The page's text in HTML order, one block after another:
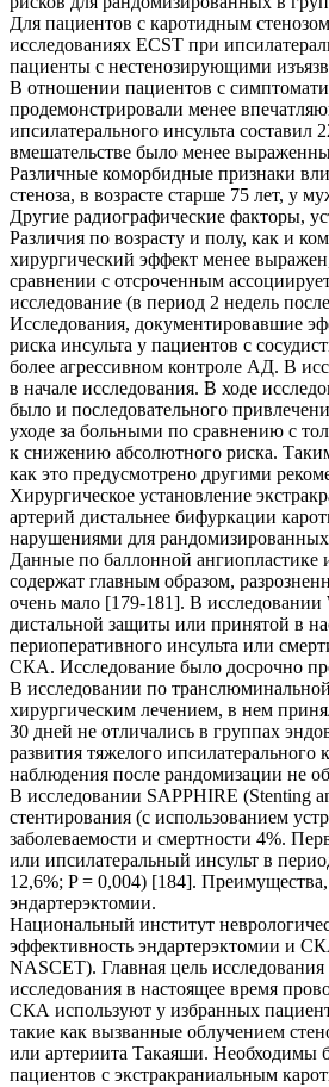
Для пациентов с каротидным
исследованиях ECST при
пациенты с нестенозирующими
В отношении пациентов с
продемонстрировали менее
ипсилатерального инсульта
вмешательстве было менее
Различные коморбидные признаки
стеноза, в возрасте старше 75 лет,
Другие радиографические факторы,
Различия по возрасту и полу, как и
хирургический эффект менее
сравнении с отсроченным
исследование (в период 2 недель
Исследования, документировавшие
риска инсульта у пациентов с
более агрессивном контроле АД. В
в начале исследования. В ходе
было и последовательного
уходе за больными по сравнению с
к снижению абсолютного риска.
как это предусмотрено другими
Хирургическое установление
артерий дистальнее бифуркации
нарушениями для
Данные по баллонной ангиопластике
содержат главным образом,
очень мало [179-181]. В
дистальной защиты или принятой в
периоперативного инсульта или
CКA. Исследование было досрочно
В исследовании по
хирургическим лечением, в нем
30 дней не отличались в группах
развития тяжелого ипсилатерального
наблюдения после рандомизации не
В исследовании SAPPHIRE (Stenting
стентирования (с использованием
заболеваемости и смертности 4%.
или ипсилатеральный инсульт в
12,6%; P = 0,004) [184].
эндартерэктомии.
Национальный институт
эффективность эндартерэктомии и
NASCET). Главная цель
исследования в настоящее время
СКА используют у избранных
такие как вызванные облучением
или артериита Такаяши. Необходимы
пациентов с экстракраниальным